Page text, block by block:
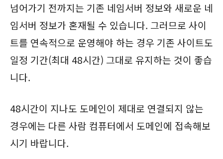
넘어가기 전까지는 기존 네임서버 정보와 새로운 네
임서버 정보가 혼재될 수 있습니다. 그러므로 사이
트를 연속적으로 운영해야 하는 경우 기존 사이트도
일정 기간(최대 48시간) 그대로 유지하는 것이 좋습
니다.
48시간이 지나도 도메인이 제대로 연결되지 않는
경우에는 다른 사람 컴퓨터에서 도메인에 접속해보
시기 바랍니다.